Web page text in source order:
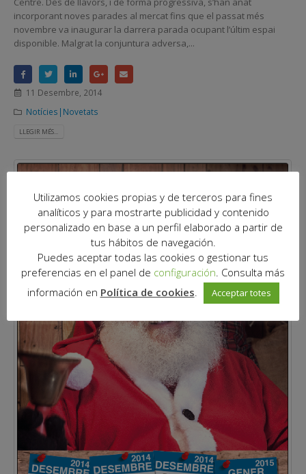
incorporant noves parades al mercat fins que el passat més
novembre va inaugurar la darrera parada ocupant l’últim espai
disponible. Malgrat la conjuntura adversa,...
11 Desembre, 2014
Notícies|Novetats
LLEGIR MÉS...
Utilizamos cookies propias y de terceros para fines
analíticos y para mostrarte publicidad y contenido
personalizado en base a un perfil elaborado a partir de
tus hábitos de navegación.
Puedes aceptar todas las cookies o gestionar tus
preferencias en el panel de configuración . Consulta más
información en Política de cookies Acceptar totes